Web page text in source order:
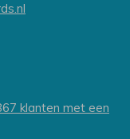
klanten met een